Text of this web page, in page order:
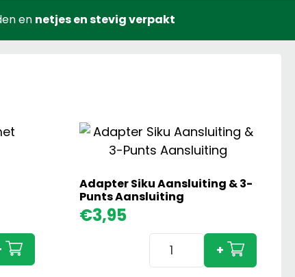
en netjes en stevig verpakt
Axion
met
Adapter Siku Aansluiting & 3-
Punts Aansluiting
€3,95
Adapter
Siku
+